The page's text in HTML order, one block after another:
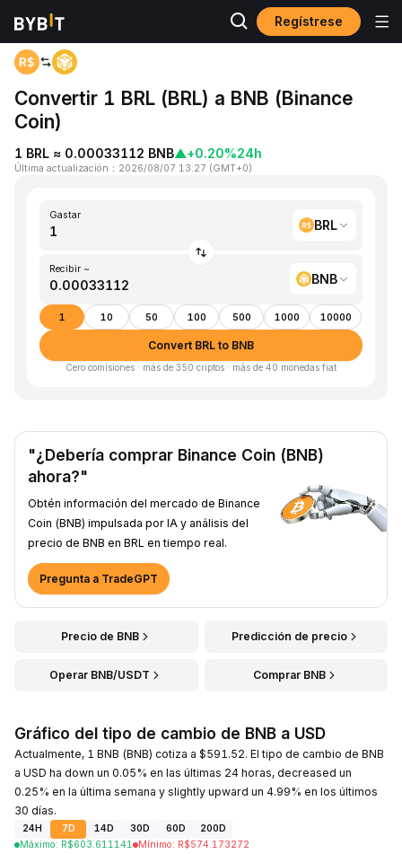
Regístrese
Inicio BRL to BNB
Convertir 1 BRL (BRL) a BNB (Binance
Coin)
1 BRL ≈ 0.00033112 BNB▲+0.20%24h
Última actualización ： 2026/08/07 13:27 (GMT+0)
Gastar
BRL
Recibir ~
BNB
1 10 50 100 500 1000 10000
Convert BRL to BNB
Cero comisiones · más de 350 criptos · más de 40 monedas fiat
"¿Debería comprar Binance Coin (BNB)
ahora?"
Obtén información del mercado de Binance
Coin (BNB) impulsada por IA y análisis del
precio de BNB en BRL en tiempo real.
Pregunta a TradeGPT
Precio de BNB Predicción de precio
Operar BNB/USDT Comprar BNB
Gráfico del tipo de cambio de BNB a USD
Actualmente, 1 BNB (BNB) cotiza a $591.52. El tipo de cambio de BNB
a USD ha down un 0.05% en las últimas 24 horas, decreased un
0.25% en la última semana y slightly upward un 4.99% en los últimos
30 días.
24H 7D 14D 30D 60D
200D
Máximo: R$603.611141 Mínimo: R$574.173272